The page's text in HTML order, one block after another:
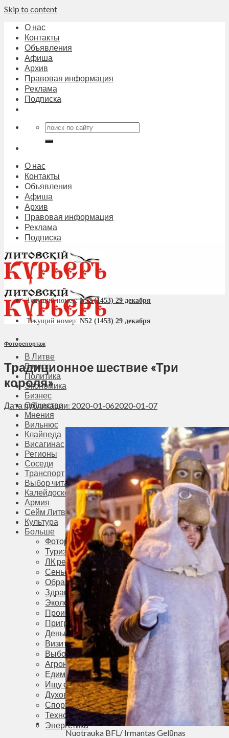
Skip to content
О нас
Контакты
Объявления
Афиша
Архив
Правовая информация
Реклама
Подписка
О нас
Контакты
Объявления
Афиша
Архив
Правовая информация
Реклама
Подписка
В Литве
В мире
Политика
Экономика
Бизнес
Общество
Мнения
Вильнюс
Клайпеда
Висагинас
Регионы
Соседи
Транспорт
Выбор читателей
Калейдоскоп
Армия
Сейм Литвы
Культура
Больше
Фоторепортаж
Туризм
ЛК рекомендует
Сеньорам
Образование
Здравоохранение
Экология
Происшествия
Приграничье
Деньги
Визиты
Выборы
Агроновости
Едим дома
Ищу семью
Духовное пространство
Спорт
Технологии
Энергетика
Текущий номер:N52 (1453) 29 декабря
Текущий номер: N52 (1453) 29 декабря
Фоторепортаж
Традиционное шествие «Три
короля»
Дата публикации: 2020-01-062020-01-07
Nuotrauka BFL/ Irmantas Gelūnas